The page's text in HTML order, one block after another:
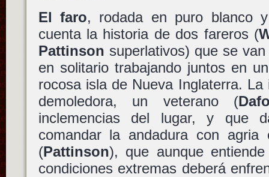
El faro, rodada en puro blanco
cuenta la historia de dos fareros (
Pattinson superlativos) que se
en solitario trabajando juntos en
rocosa isla de Nueva Inglaterra.
demoledora, un veterano (
inclemencias del lugar, y que
comandar la andadura con
(Pattinson), que aunque
condiciones extremas deberá